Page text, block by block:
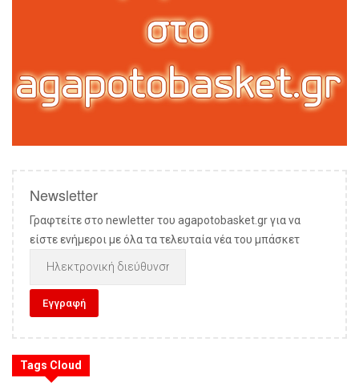
Newsletter
Γραφτείτε στο newletter του agapotobasket.gr για να
είστε ενήμεροι με όλα τα τελευταία νέα του μπάσκετ
Tags Cloud